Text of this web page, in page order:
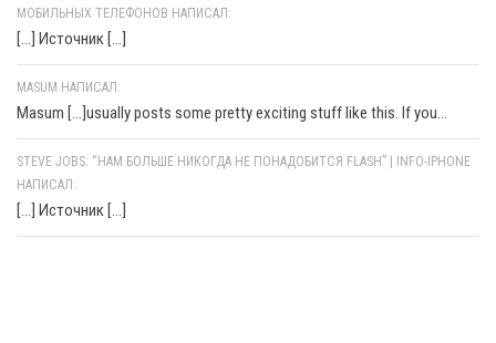
МОБИЛЬНЫХ ТЕЛЕФОНОВ НАПИСАЛ:
[…] Источник […]
MASUM НАПИСАЛ:
Masum [...]usually posts some pretty exciting stuff like this. If you...
STEVE JOBS: “НАМ БОЛЬШЕ НИКОГДА НЕ ПОНАДОБИТСЯ FLASH” | INFO-IPHONE
НАПИСАЛ:
[…] Источник […]